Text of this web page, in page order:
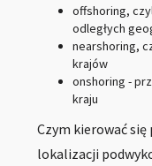
offshoring,
odległych
nearshoring,
krajów
onshoring -
kraju
Czym kierować
lokalizacji